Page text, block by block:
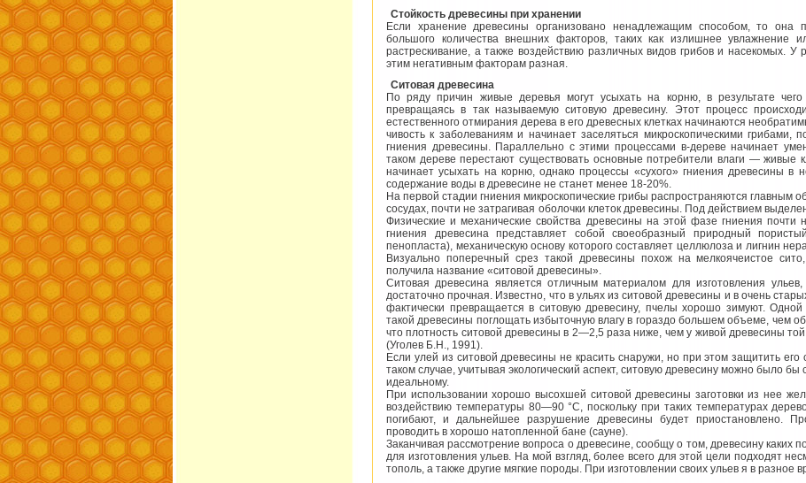
Стойкость древесины при хранении
Если хранение древесины организовано ненадлежащим способом, то она
большого количества внешних факторов, таких как излишнее увлажнение
растрескивание, а также воздействию различных видов грибов и насекомых. У
этим негативным факторам разная.
Ситовая древесина
По ряду причин живые деревья могут усыхать на корню, в результате
превращаясь в так называемую ситовую древесину. Этот процесс
естественного отмирания дерева в его древесных клетках начинаются
чивость к заболеваниям и начинает заселяться микроскопическими грибами,
гниения древесины. Параллельно с этими процессами в-дереве начинает
таком дереве перестают существовать основные потребители влаги — живые
начинает усыхать на корню, однако процессы «сухого» гниения древесины в
содержание воды в древесине не станет менее 18-20%.
На первой стадии гниения микроскопические грибы распространяются главным
сосудах, почти не затрагивая оболочки клеток древесины. Под действием
Физические и механические свойства древесины на этой фазе гниения
гниения древесина представляет собой своеобразный природный
пенопласта), механическую основу которого составляет целлюлоза и лигнин
Визуально поперечный срез такой древесины похож на мелкоячеистое
получила название «ситовой древесины».
Ситовая древесина является отличным материалом для изготовления
достаточно прочная. Известно, что в ульях из ситовой древесины и в очень
фактически превращается в ситовую древесину, пчелы хорошо зимуют. Одной
такой древесины поглощать избыточную влагу в гораздо большем объеме, чем
что плотность ситовой древесины в 2—2,5 раза ниже, чем у живой древесины
(Уголев Б.Н., 1991).
Если улей из ситовой древесины не красить снаружи, но при этом защитить
таком случае, учитывая экологический аспект, ситовую древесину можно было бы
идеальному.
При использовании хорошо высохшей ситовой древесины заготовки из нее
воздействию температуры 80—90 °С, поскольку при таких температурах
погибают, и дальнейшее разрушение древесины будет приостановлено.
проводить в хорошо натопленной бане (сауне).
Заканчивая рассмотрение вопроса о древесине, сообщу о том, древесину каких
для изготовления ульев. На мой взгляд, более всего для этой цели подходят
тополь, а также другие мягкие породы. При изготовлении своих ульев я в разное